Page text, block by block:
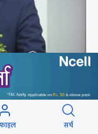
सेयर कारोबार
सर्च